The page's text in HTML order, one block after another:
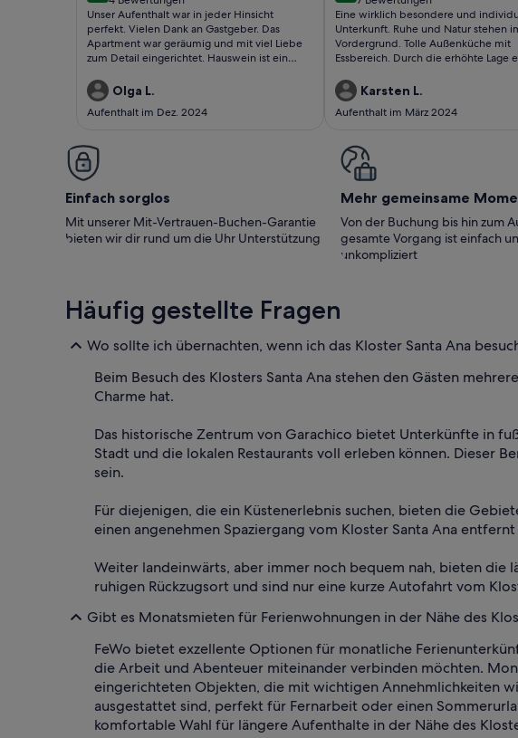
(4
bewertungen)
Unser Aufenthalt war in jeder Hinsicht
perfekt. Vielen Dank an Gastgeber. Das
Apartment war geräumig und mit viel Liebe
zum Detail eingerichtet. Hauswein ist ein
Terasse werden wir besonders vermissen. Wir
kommen wieder!
Olga L.
Aufenthalt im Dez. 2024
(7
bewertungen)
Eine wirklich besondere und
Unterkunft. Ruhe und Natur stehen
Vordergrund. Tolle Außenküche mit
Essbereich. Durch die erhöhte Lage
Sehr nette Eigentümer. Es hat uns
sehr gut gefallen.
Karsten L.
Aufenthalt im März 2024
Einfach sorglos
Mit unserer Mit-Vertrauen-Buchen-Garantie
bieten wir dir rund um die Uhr Unterstützung
Mehr gemeinsame
Von der Buchung bis hin zum
gesamte Vorgang ist einfach
unkompliziert
Häufig gestellte Fragen
Wo sollte ich übernachten, wenn ich das Kloster Santa Ana
Beim Besuch des Klosters Santa Ana stehen den Gästen
Charme hat.
Das historische Zentrum von Garachico bietet Unterkünfte in
Stadt und die lokalen Restaurants voll erleben können. Dieser
sein.
Für diejenigen, die ein Küstenerlebnis suchen, bieten die
einen angenehmen Spaziergang vom Kloster Santa Ana
Weiter landeinwärts, aber immer noch bequem nah, bieten die
ruhigen Rückzugsort und sind nur eine kurze Autofahrt vom
Gibt es Monatsmieten für Ferienwohnungen in der Nähe des
FeWo bietet exzellente Optionen für monatliche
die Arbeit und Abenteuer miteinander verbinden möchten.
eingerichteten Objekten, die mit wichtigen Annehmlichkeiten
ausgestattet sind, perfekt für Fernarbeit oder einen
komfortable Wahl für längere Aufenthalte in der Nähe des